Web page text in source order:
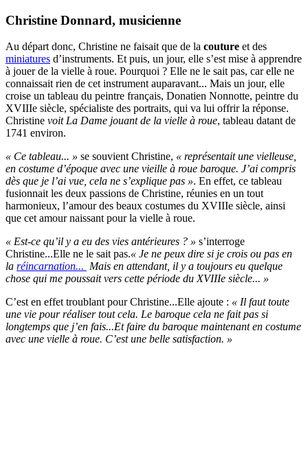
Christine Donnard, musicienne
Au départ donc, Christine ne faisait que de la couture et des
miniatures d’instruments. Et puis, un jour, elle s’est mise à apprendre
à jouer de la vielle à roue. Pourquoi ? Elle ne le sait pas, car elle ne
connaissait rien de cet instrument auparavant... Mais un jour, elle
croise un tableau du peintre français, Donatien Nonnotte, peintre du
XVIIIe siècle, spécialiste des portraits, qui va lui offrir la réponse.
Christine voit La Dame jouant de la vielle à roue, tableau datant de
1741 environ.
« Ce tableau... » se souvient Christine, « représentait une vielleuse,
en costume d’époque avec une vieille à roue baroque. J’ai compris
dès que je l’ai vue, cela ne s’explique pas ». En effet, ce tableau
fusionnait les deux passions de Christine, réunies en un tout
harmonieux, l’amour des beaux costumes du XVIIIe siècle, ainsi
que cet amour naissant pour la vielle à roue.
« Est-ce qu’il y a eu des vies antérieures ? » s’interroge
Christine...Elle ne le sait pas.« Je ne peux dire si je crois ou pas en
la réincarnation... Mais en attendant, il y a toujours eu quelque
chose qui me poussait vers cette période du XVIIIe siècle... »
C’est en effet troublant pour Christine...Elle ajoute : « Il faut toute
une vie pour réaliser tout cela. Le baroque cela ne fait pas si
longtemps que j’en fais...Et faire du baroque maintenant en costume
avec une vielle à roue. C’est une belle satisfaction. »